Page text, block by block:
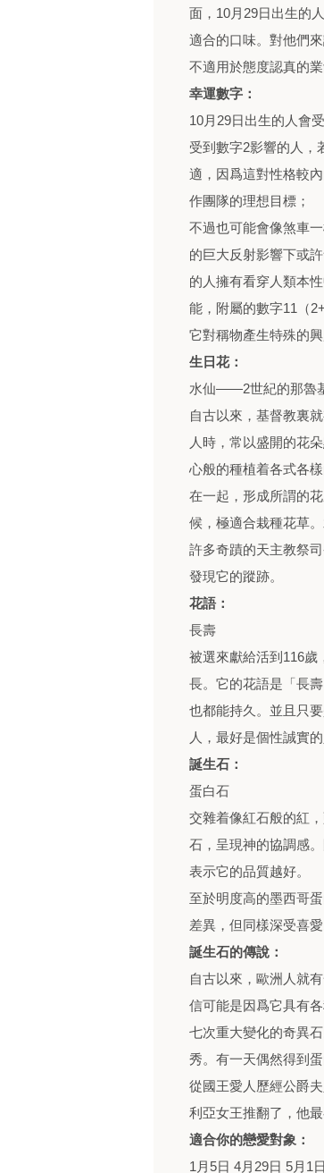
面，10月29日出生的
適合的口味。對他們
不適用於態度認真的
幸運數字：
10月29日出生的人會
受到數字2影響的人，
適，因爲這對性格較
作團隊的理想目標；
不過也可能會像煞車
的巨大反射影響下或
的人擁有看穿人類本
能，附屬的數字11（
它對稱物產生特殊的興
生日花：
水仙——2世紀的那魯
自古以來，基督教裏
人時，常以盛開的花
心般的種植着各式各
在一起，形成所謂的
候，極適合栽種花草
許多奇蹟的天主教祭
發現它的蹤跡。
花語：
長壽
被選來獻給活到116歲
長。它的花語是「長
也都能持久。並且只
人，最好是個性誠實的
誕生石：
蛋白石
交雜着像紅石般的紅
石，呈現神的協調感
表示它的品質越好。
至於明度高的墨西哥
差異，但同樣深受喜
誕生石的傳說：
自古以來，歐洲人就
信可能是因爲它具有
七次重大變化的奇異
秀。有一天偶然得到
從國王愛人歷經公爵
利亞女王推翻了，他
適合你的戀愛對象：
1月5日 4月29日 5月1